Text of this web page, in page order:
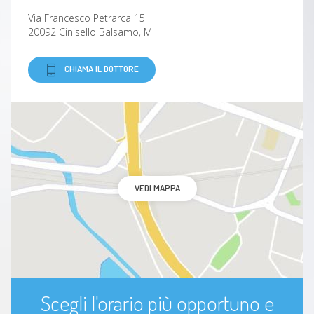
Disturbi dell'umore
Fobie
Sindrome da burnout
Crisi
Dolore
Ritardo mentale
Via Francesco Petrarca 15
20092 Cinisello Balsamo, MI
CHIAMA IL DOTTORE
VEDI MAPPA
Scegli l'orario più opportuno e